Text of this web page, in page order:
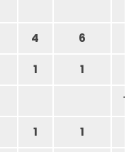
4 6
1 1
10
1 1